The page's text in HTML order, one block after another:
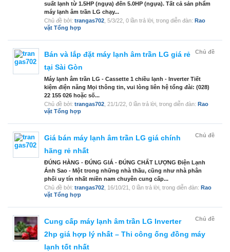
suất lạnh từ 1.5HP (ngựa) đến 5.0HP (ngựa). Tất cả sản phẩm
máy lạnh âm trần LG chạy...
Chủ đề bởi: trangas702 5/3/22 , 0 lần trả lời, trong diễn đàn: Rao
vặt Tổng hợp
Chủ đề
Bán và lắp đặt máy lạnh âm trần LG giá rẻ
tại Sài Gòn
Máy lạnh âm trần LG - Cassette 1 chiều lạnh - Inverter Tiết
kiệm điện năng Mọi thông tin, vui lòng liên hệ tổng đài: (028)
22 155 026 hoặc số...
Chủ đề bởi: trangas702 21/1/22 , 0 lần trả lời, trong diễn đàn: Rao
vặt Tổng hợp
Chủ đề
Giá bán máy lạnh âm trần LG giá chính
hãng rẻ nhất
ĐÚNG HÀNG - ĐÚNG GIÁ - ĐÚNG CHẤT LƯỢNG Điện Lạnh
Ánh Sao - Một trong những nhà thầu, cũng như nhà phân
phối uy tín nhất miền nam chuyên cung cấp...
Chủ đề bởi: trangas702 16/10/21 , 0 lần trả lời, trong diễn đàn: Rao
vặt Tổng hợp
Chủ đề
Cung cấp máy lạnh âm trần LG Inverter
2hp giá hợp lý nhất – Thi công ống đồng máy
lạnh tốt nhất